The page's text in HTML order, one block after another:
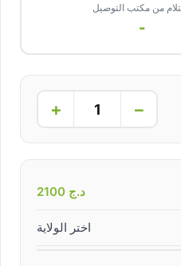
من مكتب التوصيل
-
−
+
د.ج
اختر الولاية